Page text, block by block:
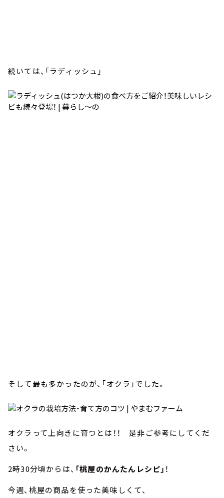
続いては、「ラディッシュ」
そして最も多かったのが、「オクラ」でした。
オクラって上向きに育つとは！！ 是非ご参考にしてくだ
さい。
2時30分頃からは、 「桃屋のかんたんレシピ」 ！
今週、桃屋の商品を使った美味しくて、